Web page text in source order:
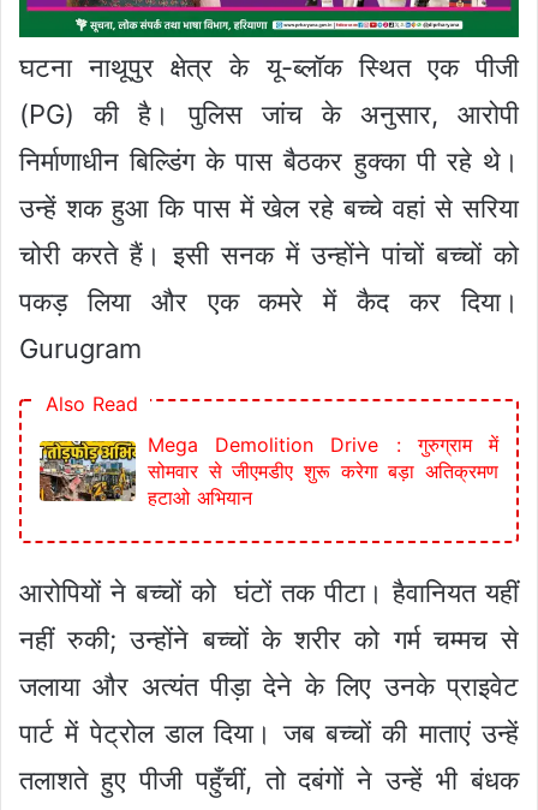
घटना नाथूपुर क्षेत्र के यू-ब्लॉक स्थित एक पीजी
(PG) की है। पुलिस जांच के अनुसार, आरोपी
निर्माणाधीन बिल्डिंग के पास बैठकर हुक्का पी रहे थे।
उन्हें शक हुआ कि पास में खेल रहे बच्चे वहां से सरिया
चोरी करते हैं। इसी सनक में उन्होंने पांचों बच्चों को
पकड़ लिया और एक कमरे में कैद कर दिया।
Gurugram
Also Read
Mega Demolition Drive : गुरुग्राम में
सोमवार से जीएमडीए शुरू करेगा बड़ा अतिक्रमण
हटाओ अभियान
आरोपियों ने बच्चों को घंटों तक पीटा। हैवानियत यहीं
नहीं रुकी; उन्होंने बच्चों के शरीर को गर्म चम्मच से
जलाया और अत्यंत पीड़ा देने के लिए उनके प्राइवेट
पार्ट में पेट्रोल डाल दिया। जब बच्चों की माताएं उन्हें
तलाशते हुए पीजी पहुँचीं, तो दबंगों ने उन्हें भी बंधक